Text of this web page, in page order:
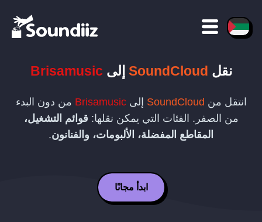
نقل SoundCloud إلى Brisamusic
انتقل من SoundCloud إلىBrisamusic من دون البدء
من الصفر. الفئات التي يمكن نقلها: قوائم التشغيل،
المقاطع المفضلة، الألبومات، والفنانون.
ابدأ مجانًا